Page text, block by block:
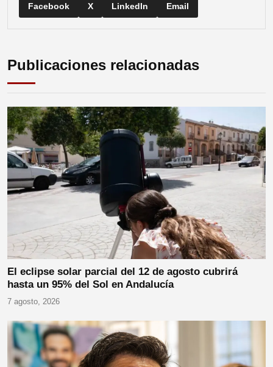
Facebook X LinkedIn Email
Publicaciones relacionadas
El eclipse solar parcial del 12 de agosto cubrirá
hasta un 95% del Sol en Andalucía
7 agosto, 2026